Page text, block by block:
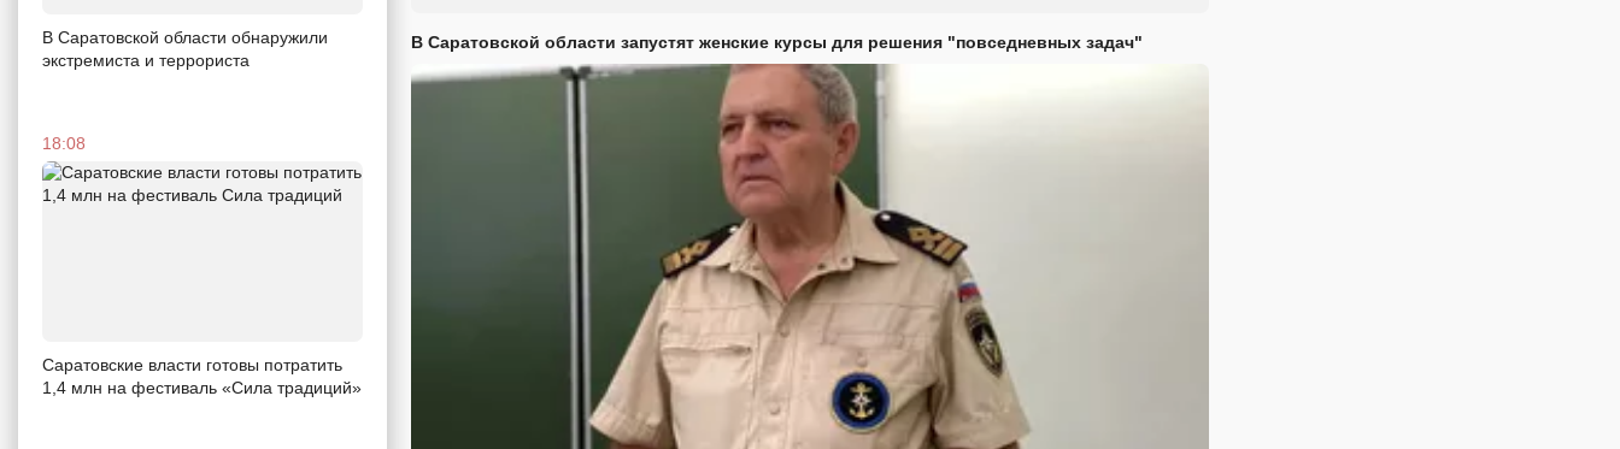
В Саратовской области обнаружили
экстремиста и террориста
18:08
Саратовские власти готовы потратить
1,4 млн на фестиваль «Сила традиций»
В Саратовской области запустят женские курсы для решения "повседневных задач"